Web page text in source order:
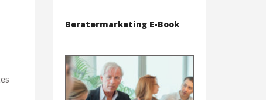
Beratermarketing E-Book